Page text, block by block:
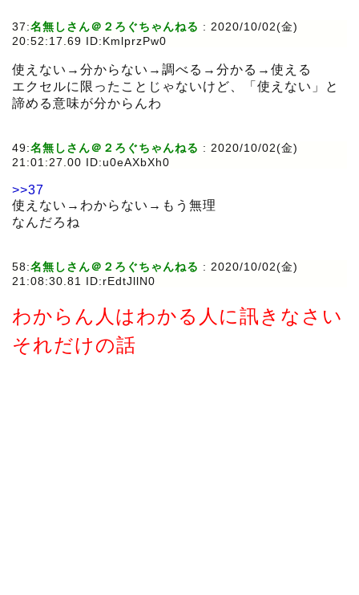
37:名無しさん＠２ろぐちゃんねる : 2020/10/02(金)
20:52:17.69 ID:KmlprzPw0
使えない→分からない→調べる→分かる→使える
エクセルに限ったことじゃないけど、「使えない」と
諦める意味が分からんわ
49:名無しさん＠２ろぐちゃんねる : 2020/10/02(金)
21:01:27.00 ID:u0eAXbXh0
>>37
使えない→わからない→もう無理
なんだろね
58:名無しさん＠２ろぐちゃんねる : 2020/10/02(金)
21:08:30.81 ID:rEdtJllN0
わからん人はわかる人に訊きなさい
それだけの話